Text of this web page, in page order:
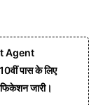
Agent
पास के लिए
जारी।